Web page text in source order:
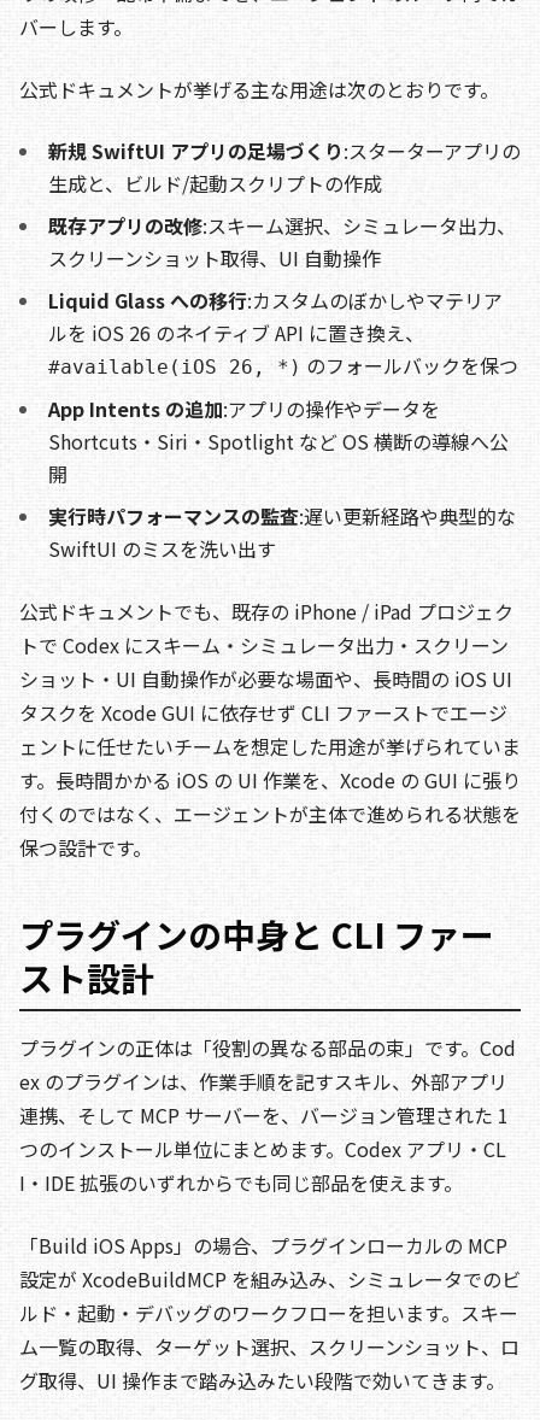
バーします。
公式ドキュメントが挙げる主な用途は次のとおりです。
新規 SwiftUI アプリの足場づくり:スターターアプリの
生成と、ビルド/起動スクリプトの作成
既存アプリの改修:スキーム選択、シミュレータ出力、
スクリーンショット取得、UI 自動操作
Liquid Glass への移行:カスタムのぼかしやマテリア
ルを iOS 26 のネイティブ API に置き換え、
#available(iOS 26, *) のフォールバックを保つ
App Intents の追加:アプリの操作やデータを
Shortcuts・Siri・Spotlight など OS 横断の導線へ公
開
実行時パフォーマンスの監査:遅い更新経路や典型的な
SwiftUI のミスを洗い出す
公式ドキュメントでも、既存の iPhone / iPad プロジェク
トで Codex にスキーム・シミュレータ出力・スクリーン
ショット・UI 自動操作が必要な場面や、長時間の iOS UI
タスクを Xcode GUI に依存せず CLI ファーストでエージ
ェントに任せたいチームを想定した用途が挙げられていま
す。長時間かかる iOS の UI 作業を、Xcode の GUI に張り
付くのではなく、エージェントが主体で進められる状態を
保つ設計です。
プラグインの中身と CLI ファー
スト設計
プラグインの正体は「役割の異なる部品の束」です。Cod
ex のプラグインは、作業手順を記すスキル、外部アプリ
連携、そして MCP サーバーを、バージョン管理された 1
つのインストール単位にまとめます。Codex アプリ・CL
I・IDE 拡張のいずれからでも同じ部品を使えます。
「Build iOS Apps」の場合、プラグインローカルの MCP
設定が XcodeBuildMCP を組み込み、シミュレータでのビ
ルド・起動・デバッグのワークフローを担います。スキー
ム一覧の取得、ターゲット選択、スクリーンショット、ロ
グ取得、UI 操作まで踏み込みたい段階で効いてきます。